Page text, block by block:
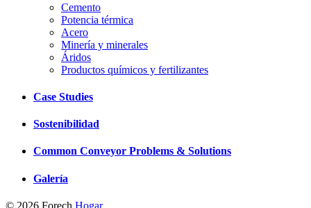
Cemento
Potencia térmica
Acero
Minería y minerales
Áridos
Productos químicos y fertilizantes
Case Studies
Sostenibilidad
Common Conveyor Problems & Solutions
Galería
© 2026 Forech Hogar